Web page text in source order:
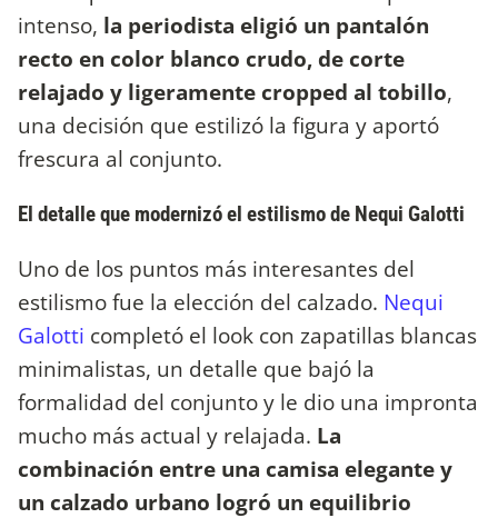
intenso, la periodista eligió un pantalón
recto en color blanco crudo, de corte
relajado y ligeramente cropped al tobillo,
una decisión que estilizó la figura y aportó
frescura al conjunto.
El detalle que modernizó el estilismo de Nequi Galotti
Uno de los puntos más interesantes del
estilismo fue la elección del calzado. Nequi
Galotti completó el look con zapatillas blancas
minimalistas, un detalle que bajó la
formalidad del conjunto y le dio una impronta
mucho más actual y relajada. La
combinación entre una camisa elegante y
un calzado urbano logró un equilibrio